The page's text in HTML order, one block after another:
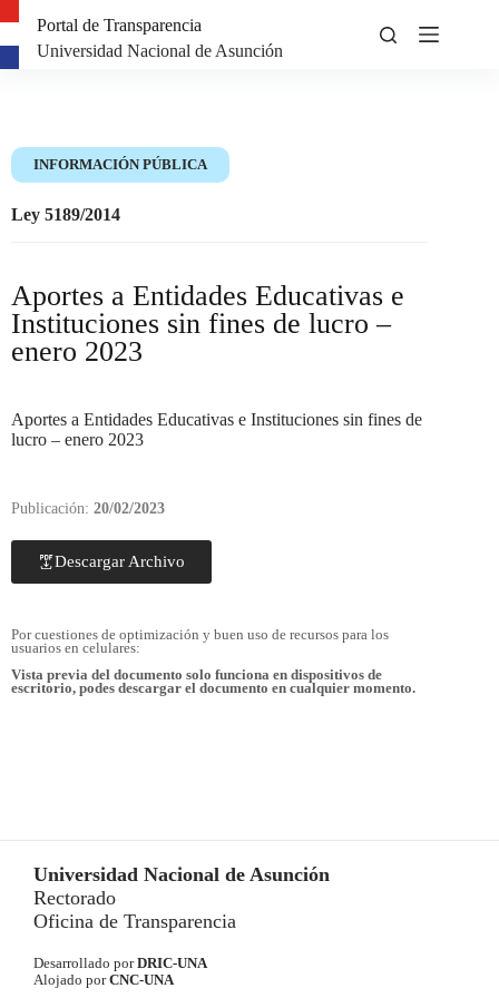
Portal de Transparencia
Universidad Nacional de Asunción
INFORMACIÓN PÚBLICA
Ley 5189/2014
Aportes a Entidades Educativas e
Instituciones sin fines de lucro –
enero 2023
Aportes a Entidades Educativas e Instituciones sin fines de
lucro – enero 2023
Publicación: 20/02/2023
Descargar Archivo
Por cuestiones de optimización y buen uso de recursos para los
usuarios en celulares:
Vista previa del documento solo funciona en dispositivos de
escritorio, podes descargar el documento en cualquier momento.
Universidad Nacional de Asunción
Rectorado
Oficina de Transparencia
Desarrollado porDRIC-UNA
Alojado porCNC-UNA